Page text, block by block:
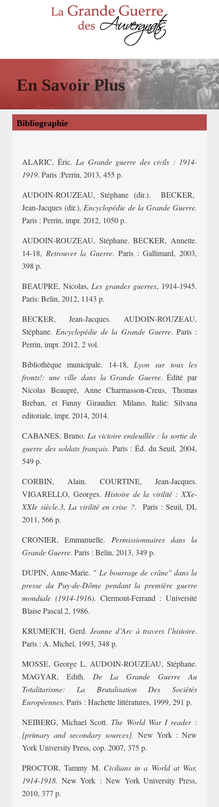
En Savoir Plus
Bibliographie
ALARIC, Éric. La Grande guerre des civils : 1914-
1919. Paris :Perrin, 2013, 455 p.
AUDOIN-ROUZEAU, Stéphane (dir.). BECKER,
Jean-Jacques (dir.), Encyclopédie de la Grande Guerre.
Paris : Perrin, impr. 2012, 1050 p.
AUDOIN-ROUZEAU, Stéphane. BECKER, Annette.
14-18, Retrouver la Guerre. Paris : Gallimard, 2003,
398 p.
BEAUPRE, Nicolas, Les grandes guerres, 1914-1945.
Paris: Belin, 2012, 1143 p.
BECKER, Jean-Jacques. AUDOIN-ROUZEAU,
Stéphane. Encyclopédie de la Grande Guerre. Paris :
Perrin, impr. 2012, 2 vol.
Bibliothèque municipale. 14-18, Lyon sur tous les
fronts!: une ville dans la Grande Guerre. Édité par
Nicolas Beaupré, Anne Charmasson-Creus, Thomas
Breban, et Fanny Giraudier. Milano, Italie: Silvana
editoriale, impr. 2014, 2014.
CABANES, Bruno. La victoire endeuillée : la sortie de
guerre des soldats français. Paris : Éd. du Seuil, 2004,
549 p.
CORBIN, Alain. COURTINE, Jean-Jacques.
VIGARELLO, Georges. Histoire de la virilité : XXe-
XXIe siècle.3, La virilité en crise ?. Paris : Seuil, DL
2011, 566 p.
CRONIER, Emmanuelle. Permissionnaires dans la
Grande Guerre. Paris : Belin, 2013, 349 p.
DUPIN, Anne-Marie. " Le bourrage de crâne" dans la
presse du Puy-de-Dôme pendant la première guerre
mondiale (1914-1916). Clermont-Ferrand : Université
Blaise Pascal 2, 1986.
KRUMEICH, Gerd.Jeanne d’Arc à travers l’histoire.
Paris : A. Michel, 1993, 348 p.
MOSSE, George L. AUDOIN-ROUZEAU, Stéphane.
MAGYAR, Edith. De La Grande Guerre Au
Totalitarisme: La Brutalisation Des Sociétés
Européennes. Paris : Hachette littératures, 1999, 291 p.
NEIBERG, Michael Scott. The World War I reader :
[primary and secondary sources]. New York : New
York University Press, cop. 2007, 375 p.
PROCTOR, Tammy M. Civilians in a World at War,
1914-1918. New York : New York University Press,
2010, 377 p.